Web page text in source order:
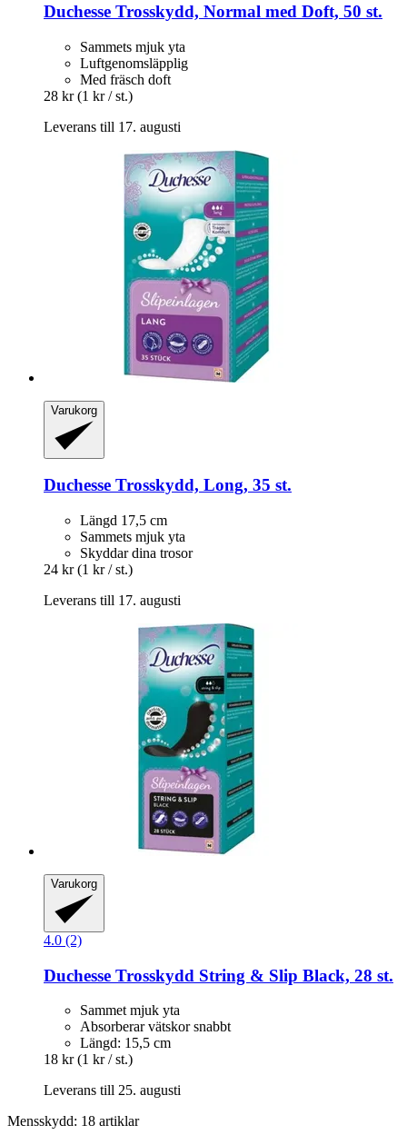
Duchesse Trosskydd, Normal med Doft, 50 st.
Sammets mjuk yta
Luftgenomsläpplig
Med fräsch doft
28 kr (1 kr / st.)
Leverans till 17. augusti
Varukorg
Duchesse Trosskydd, Long, 35 st.
Längd 17,5 cm
Sammets mjuk yta
Skyddar dina trosor
24 kr (1 kr / st.)
Leverans till 17. augusti
Varukorg
4.0 (2)
Duchesse Trosskydd String & Slip Black, 28 st.
Sammet mjuk yta
Absorberar vätskor snabbt
Längd: 15,5 cm
18 kr (1 kr / st.)
Leverans till 25. augusti
Mensskydd: 18 artiklar